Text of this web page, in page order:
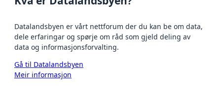
Datalandsbyen er vårt nettforum der du kan be om data,
dele erfaringar og spørje om råd som gjeld deling av
data og informasjonsforvalting.
Gå til Datalandsbyen
Meir informasjon